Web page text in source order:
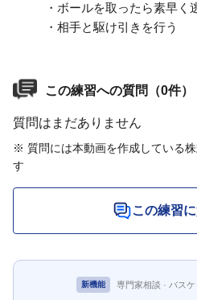
・ボールを取ったら素早く
・相手と駆け引きを行う
この練習への質問（0件）
質問はまだありません
※ 質問には本動画を作成している
す
この練習
新機能 専門家相談 · バス